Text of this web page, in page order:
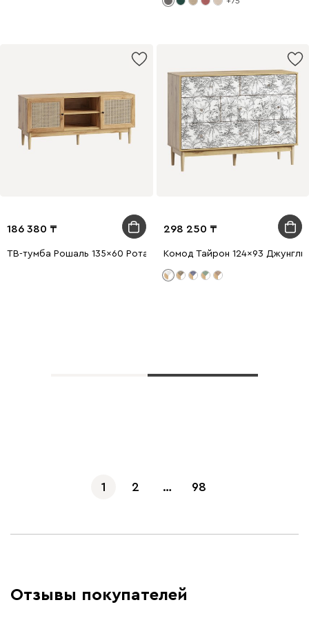
186 380
ТВ-тумба Рошаль 135x60 Ротанг
298 250
Комод Тайрон 124x93 Джунгли ​
1 2 … 98
Отзывы покупателей